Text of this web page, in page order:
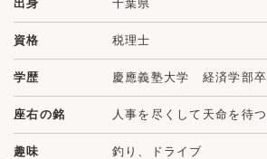
出身 千葉県
資格 税理士
学歴 慶應義塾大学 経済学部卒
座右の銘 人事を尽くして天命を待つ
趣味 釣り、ドライブ